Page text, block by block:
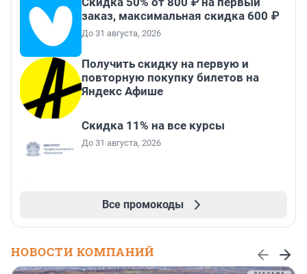
заказ, максимальная скидка 600 ₽
До 31 августа, 2026
Получить скидку на первую и
повторную покупку билетов на
Яндекс Афише
Скидка 11% на все курсы
До 31 августа, 2026
Все промокоды
НОВОСТИ КОМПАНИЙ